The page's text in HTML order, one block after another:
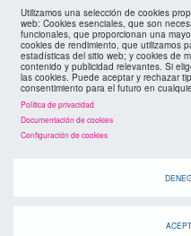
Utilizamos una selección de cookies
web: Cookies esenciales, que son
funcionales, que proporcionan una
cookies de rendimiento, que utilizamos
estadísticas del sitio web; y cookies de
contenido y publicidad relevantes. Si
las cookies. Puede aceptar y rechazar
consentimiento para el futuro en
Política de privacidad
Documentación de cookies
Configuración de cookies